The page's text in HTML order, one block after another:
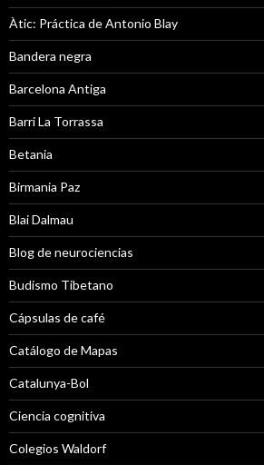
Àtic: Práctica de Antonio Blay
Bandera negra
Barcelona Antiga
Barri La Torrassa
Betania
Birmania Paz
Blai Dalmau
Blog de neurociencias
Budismo Tibetano
Cápsulas de café
Catálogo de Mapas
Catalunya-Bol
Ciencia cognitiva
Colegios Waldorf